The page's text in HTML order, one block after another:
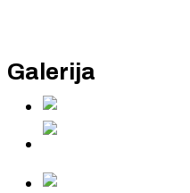
Galerija